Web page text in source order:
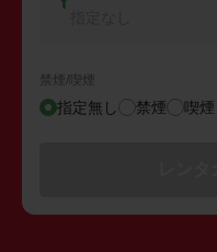
禁煙/喫煙
指定無し 禁煙 喫煙